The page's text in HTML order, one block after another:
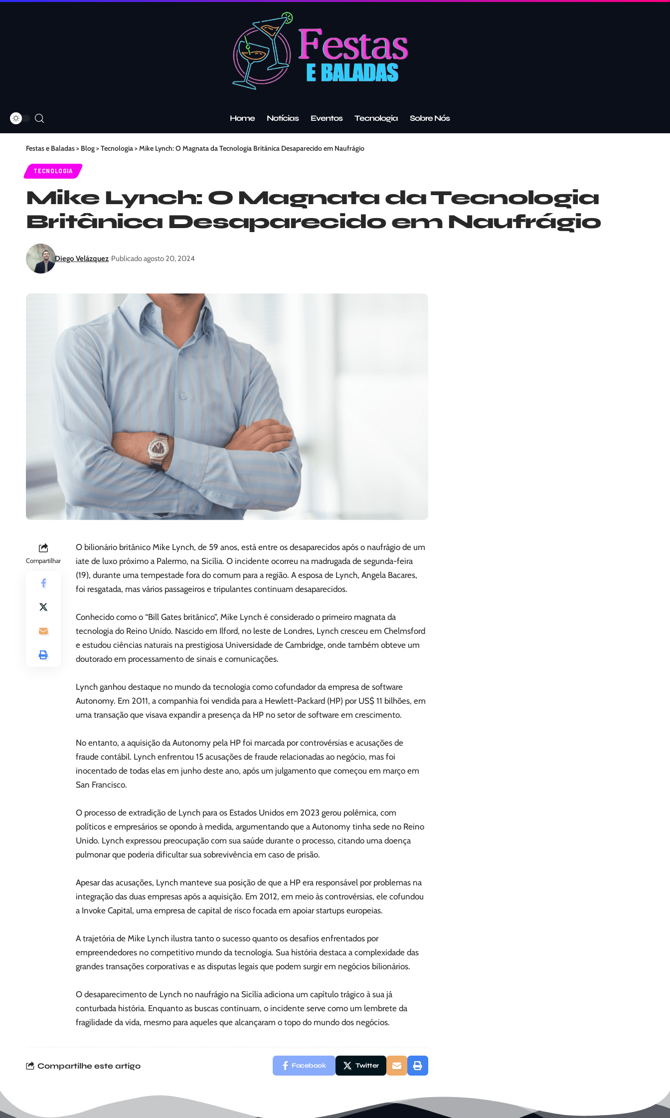
Home Notícias Eventos Tecnologia Sobre Nós
Festas e Baladas> Blog>Tecnologia>Mike Lynch: O Magnata da Tecnologia Britânica Desaparecido em Naufrágio
TECNOLOGIA
Mike Lynch: O Magnata da Tecnologia
Britânica Desaparecido em Naufrágio
Diego Velázquez Publicado agosto 20, 2024
Compartilhar
O bilionário britânico Mike Lynch, de 59 anos, está entre os desaparecidos após o naufrágio de um
iate de luxo próximo a Palermo, na Sicília. O incidente ocorreu na madrugada de segunda-feira
(19), durante uma tempestade fora do comum para a região. A esposa de Lynch, Angela Bacares,
foi resgatada, mas vários passageiros e tripulantes continuam desaparecidos.
Conhecido como o “Bill Gates britânico”, Mike Lynch é considerado o primeiro magnata da
tecnologia do Reino Unido. Nascido em Ilford, no leste de Londres, Lynch cresceu em Chelmsford
e estudou ciências naturais na prestigiosa Universidade de Cambridge, onde também obteve um
doutorado em processamento de sinais e comunicações.
Lynch ganhou destaque no mundo da tecnologia como cofundador da empresa de software
Autonomy. Em 2011, a companhia foi vendida para a Hewlett-Packard (HP) por US$ 11 bilhões, em
uma transação que visava expandir a presença da HP no setor de software em crescimento.
No entanto, a aquisição da Autonomy pela HP foi marcada por controvérsias e acusações de
fraude contábil. Lynch enfrentou 15 acusações de fraude relacionadas ao negócio, mas foi
inocentado de todas elas em junho deste ano, após um julgamento que começou em março em
San Francisco.
O processo de extradição de Lynch para os Estados Unidos em 2023 gerou polêmica, com
políticos e empresários se opondo à medida, argumentando que a Autonomy tinha sede no Reino
Unido. Lynch expressou preocupação com sua saúde durante o processo, citando uma doença
pulmonar que poderia dificultar sua sobrevivência em caso de prisão.
Apesar das acusações, Lynch manteve sua posição de que a HP era responsável por problemas na
integração das duas empresas após a aquisição. Em 2012, em meio às controvérsias, ele cofundou
a Invoke Capital, uma empresa de capital de risco focada em apoiar startups europeias.
A trajetória de Mike Lynch ilustra tanto o sucesso quanto os desafios enfrentados por
empreendedores no competitivo mundo da tecnologia. Sua história destaca a complexidade das
grandes transações corporativas e as disputas legais que podem surgir em negócios bilionários.
O desaparecimento de Lynch no naufrágio na Sicília adiciona um capítulo trágico à sua já
conturbada história. Enquanto as buscas continuam, o incidente serve como um lembrete da
fragilidade da vida, mesmo para aqueles que alcançaram o topo do mundo dos negócios.
Compartilhe este artigo Facebook Twitter